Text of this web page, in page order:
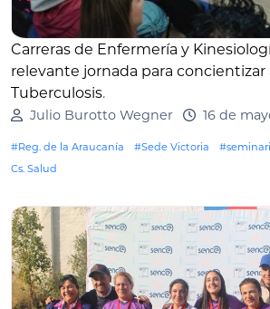
Carreras de Enfermería y
relevante jornada para concientizar
Tuberculosis.
Julio Burotto Wegner 16 de
#Reg. de la Araucanía #Sede Victoria
Cs. Salud